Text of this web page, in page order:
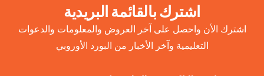
اشترك بالقائمة البريدية
اشترك الأن واحصل على آخر العروض والمعلومات والدعوات
التعليمية وآخر الأخبار من البورد الأوروبي